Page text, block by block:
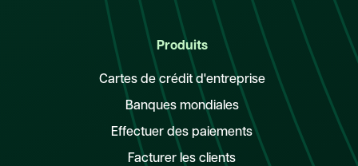
Produits
Cartes de crédit d'entreprise
Banques mondiales
Effectuer des paiements
Facturer les clients